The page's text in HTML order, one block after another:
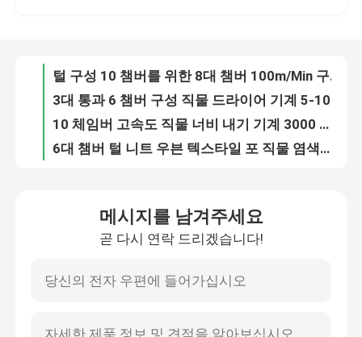
품질 관리
연락주세요
직물 너비 내기 기계
허풍 너비 내기 기계
구성 너비 내기 기계
170 도 가스 뜨거워지 천 완화 기계 긴장 없는 직물 드라이어
메시지를 남겨주세요
곧 다시 연락 드리겠습니다!